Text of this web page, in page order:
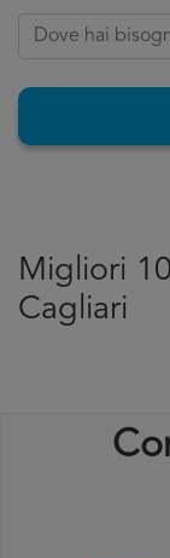
Migliori
Cagliari